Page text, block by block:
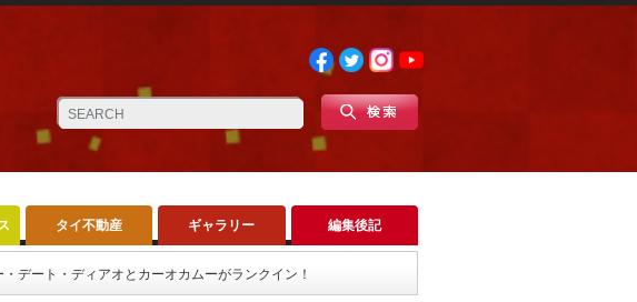
タイ不動産 ギャラリー 編集後記
デート・ディアオとカーオカムーがランクイン！